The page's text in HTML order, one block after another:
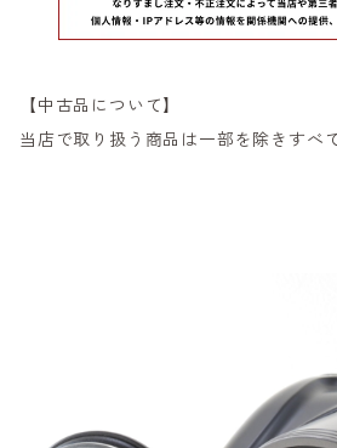
【中古品について】
当店で取り扱う商品は一部を除きすべ